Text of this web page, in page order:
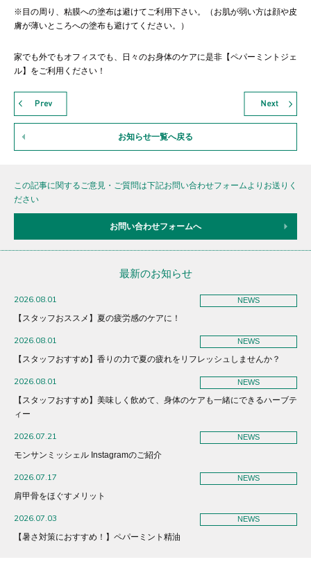
※目の周り、粘膜への塗布は避けてご利用下さい。（お肌が弱い方は顔や皮
膚が薄いところへの塗布も避けてください。）
家でも外でもオフィスでも、日々のお身体のケアに是非【ペパーミントジェ
ル】をご利用ください！
お知らせ一覧へ戻る
この記事に関するご意見・ご質問は下記お問い合わせフォームよりお送りく
ださい
お問い合わせフォームへ
最新のお知らせ
2026.08.01 NEWS
【スタッフおススメ】夏の疲労感のケアに！
2026.08.01 NEWS
【スタッフおすすめ】香りの力で夏の疲れをリフレッシュしませんか？
2026.08.01 NEWS
【スタッフおすすめ】美味しく飲めて、身体のケアも一緒にできるハーブテ
ィー
2026.07.21 NEWS
モンサンミッシェル Instagramのご紹介
2026.07.17 NEWS
肩甲骨をほぐすメリット
2026.07.03 NEWS
【暑さ対策におすすめ！】ペパーミント精油